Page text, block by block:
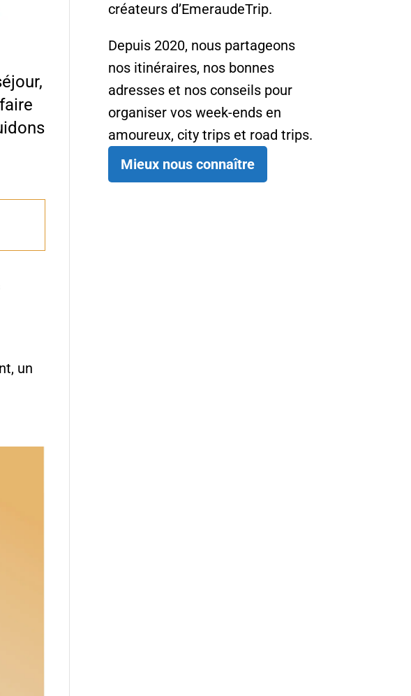
un
créateurs d’EmeraudeTrip.
Depuis 2020, nous partageons
nos itinéraires, nos bonnes
adresses et nos conseils pour
organiser vos week-ends en
amoureux, city trips et road trips.
Mieux nous connaître